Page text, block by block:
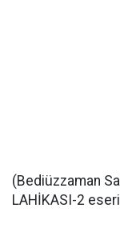
(Bediüzzaman
LAHİKASI-2